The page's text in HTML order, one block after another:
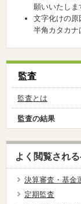
願いいたしま
文字化けの原
半角カタカナ
監査
監査とは
監査の結果
よく閲覧され
決算審査・基金
定期監査